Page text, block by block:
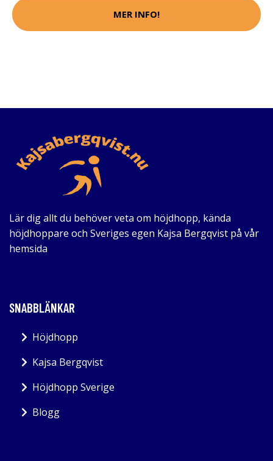
MER INFO!
Lär dig allt du behöver veta om höjdhopp, kända
höjdhoppare och Sveriges egen Kajsa Bergqvist på vår
hemsida
SNABBLÄNKAR
Höjdhopp
Kajsa Bergqvist
Höjdhopp Sverige
Blogg